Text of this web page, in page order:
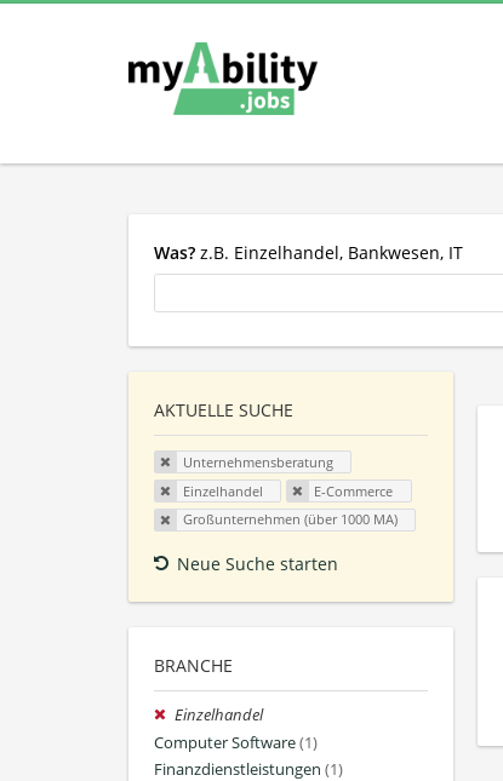
Was? z.B. Einzelhandel, Bankwesen, IT
AKTUELLE SUCHE
Unternehmensberatung
Einzelhandel
E-Commerce
Großunternehmen (über 1000 MA)
Neue Suche starten
BRANCHE
Einzelhandel
Computer Software(1)
Finanzdienstleistungen (1)